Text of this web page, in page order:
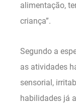
alimentação,
criança”.
Segundo a
as atividades
sensorial,
habilidades já